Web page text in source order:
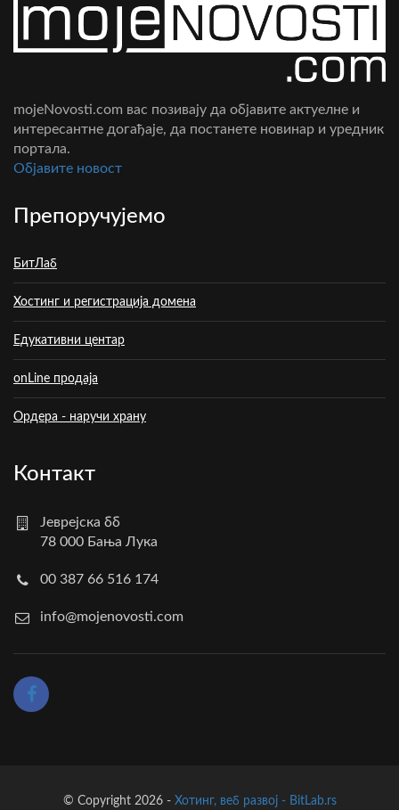
mojeNovosti.com вас позивају да објавите актуелне и
интересантне догађаје, да постанете новинар и уредник
портала.
Oбјавите новост
Препоручујемо
БитЛаб
Хостинг и регистрација домена
Едукативни центар
onLine продаја
Ордера - наручи храну
Контакт
Јеврејска бб
78 000 Бања Лука
00 387 66 516 174
info@mojenovosti.com
© Copyright 2026 - Хотинг, веб развој - BitLab.rs